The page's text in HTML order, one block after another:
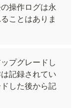
操作ログは永
ことはありま
プグレードし
記録されてい
した後から記